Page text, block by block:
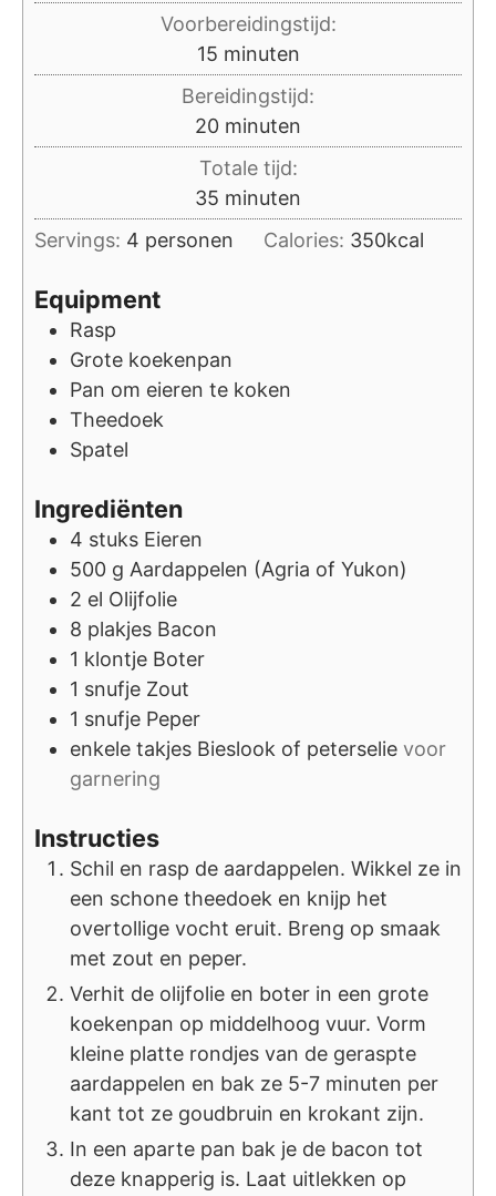
Voorbereidingstijd:
15minuten
minuten
Bereidingstijd:
20minuten
minuten
Totale tijd:
35 minuten
minuten
Servings: 4 personen Calories: 350kcal
Equipment
Rasp
Grote koekenpan
Pan om eieren te koken
Theedoek
Spatel
Ingrediënten
4 stuks Eieren
500 g Aardappelen (Agria of Yukon)
2 el Olijfolie
8 plakjes Bacon
1 klontje Boter
1 snufje Zout
1 snufje Peper
enkele takjes Bieslook of peterselie voor
garnering
Instructies
Schil en rasp de aardappelen. Wikkel ze in
een schone theedoek en knijp het
overtollige vocht eruit. Breng op smaak
met zout en peper.
Verhit de olijfolie en boter in een grote
koekenpan op middelhoog vuur. Vorm
kleine platte rondjes van de geraspte
aardappelen en bak ze 5-7 minuten per
kant tot ze goudbruin en krokant zijn.
In een aparte pan bak je de bacon tot
deze knapperig is. Laat uitlekken op